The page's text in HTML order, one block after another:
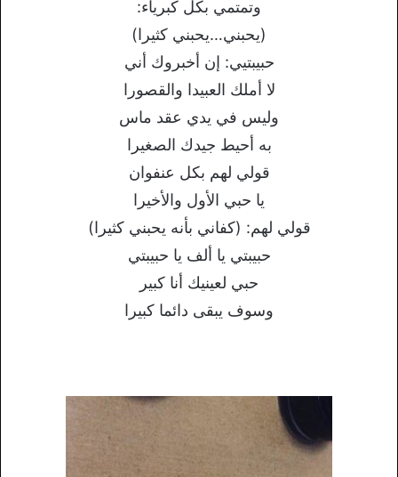
وتمتمي بكل كبرياء:
(يحبني…يحبني كثيرا)
حبيبتيي: إن أخبروك أني
لا أملك العبيدا والقصورا
وليس في يدي عقد ماس
به أحيط جيدك الصغيرا
قولي لهم بكل عنفوان
يا حبي الأول والأخيرا
قولي لهم: (كفاني بأنه يحبني كثيرا)
حبيبتي يا ألف يا حبيبتي
حبي لعينيك أنا كبير
وسوف يبقى دائما كبيرا